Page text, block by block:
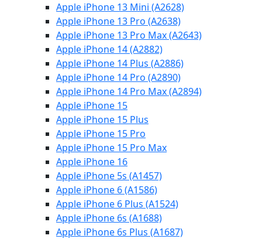
Apple iPhone 13 Mini (A2628)
Apple iPhone 13 Pro (A2638)
Apple iPhone 13 Pro Max (A2643)
Apple iPhone 14 (A2882)
Apple iPhone 14 Plus (A2886)
Apple iPhone 14 Pro (A2890)
Apple iPhone 14 Pro Max (A2894)
Apple iPhone 15
Apple iPhone 15 Plus
Apple iPhone 15 Pro
Apple iPhone 15 Pro Max
Apple iPhone 16
Apple iPhone 5s (A1457)
Apple iPhone 6 (A1586)
Apple iPhone 6 Plus (A1524)
Apple iPhone 6s (A1688)
Apple iPhone 6s Plus (A1687)